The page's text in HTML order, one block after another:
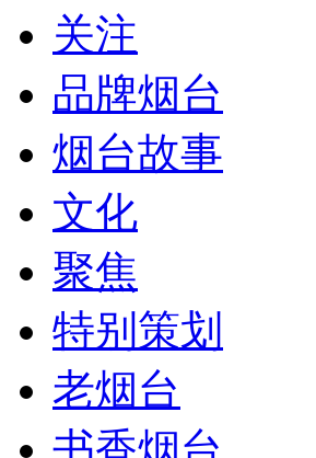
关注
品牌烟台
烟台故事
文化
聚焦
特别策划
老烟台
书香烟台